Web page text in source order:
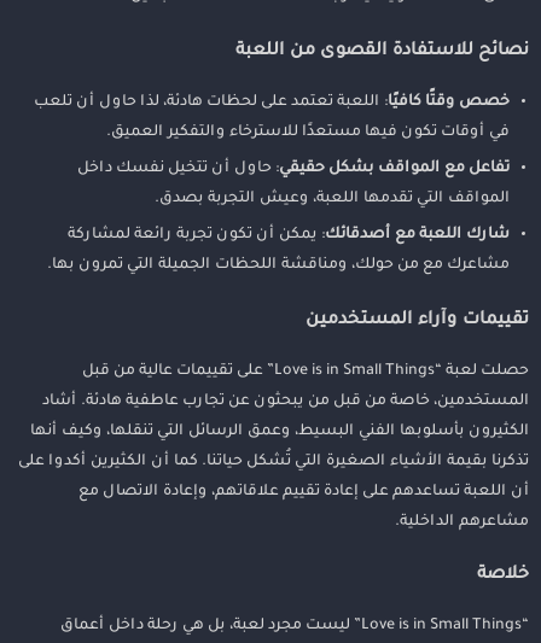
نصائح للاستفادة القصوى من اللعبة
خصص وقتًا كافيًا: اللعبة تعتمد على لحظات هادئة، لذا حاول أن تلعب
في أوقات تكون فيها مستعدًا للاسترخاء والتفكير العميق.
تفاعل مع المواقف بشكل حقيقي: حاول أن تتخيل نفسك داخل
المواقف التي تقدمها اللعبة، وعيش التجربة بصدق.
شارك اللعبة مع أصدقائك: يمكن أن تكون تجربة رائعة لمشاركة
مشاعرك مع من حولك، ومناقشة اللحظات الجميلة التي تمرون بها.
تقييمات وآراء المستخدمين
حصلت لعبة “Love is in Small Things” على تقييمات عالية من قبل
المستخدمين، خاصة من قبل من يبحثون عن تجارب عاطفية هادئة. أشاد
الكثيرون بأسلوبها الفني البسيط، وعمق الرسائل التي تنقلها، وكيف أنها
تذكرنا بقيمة الأشياء الصغيرة التي تُشكل حياتنا. كما أن الكثيرين أكدوا على
أن اللعبة تساعدهم على إعادة تقييم علاقاتهم، وإعادة الاتصال مع
مشاعرهم الداخلية.
خلاصة
“Love is in Small Things” ليست مجرد لعبة، بل هي رحلة داخل أعماق